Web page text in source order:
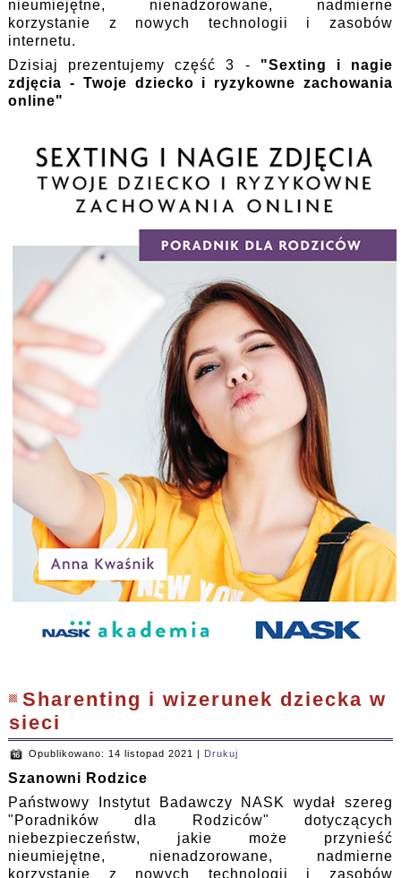
nieumiejętne, nienadzorowane, nadmierne
korzystanie z nowych technologii i zasobów
internetu.
Dzisiaj prezentujemy część 3 - "Sexting i nagie
zdjęcia - Twoje dziecko i ryzykowne zachowania
online"
Sharenting i wizerunek dziecka w
sieci
Opublikowano: 14 listopad 2021 Drukuj
Szanowni Rodzice
Państwowy Instytut Badawczy NASK wydał szereg
"Poradników dla Rodziców" dotyczących
niebezpieczeństw, jakie może przynieść
nieumiejętne, nienadzorowane, nadmierne
korzystanie z nowych technologii i zasobów